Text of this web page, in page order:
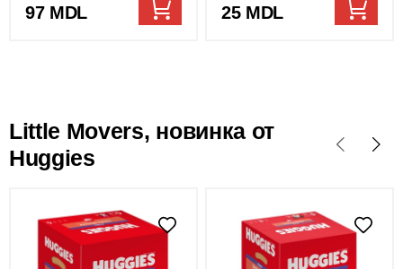
97 MDL 25 MDL
Little Movers, новинка от
Huggies